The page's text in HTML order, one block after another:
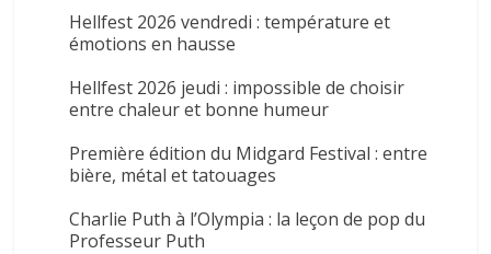
Hellfest 2026 vendredi : température et
émotions en hausse
Hellfest 2026 jeudi : impossible de choisir
entre chaleur et bonne humeur
Première édition du Midgard Festival : entre
bière, métal et tatouages
Charlie Puth à l’Olympia : la leçon de pop du
Professeur Puth